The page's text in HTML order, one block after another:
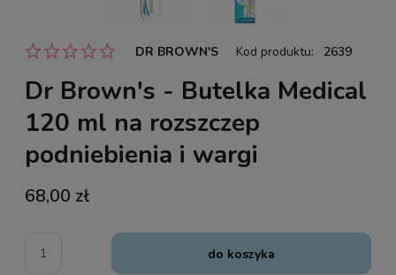
DR BROWN'S Kod produktu: 2639
Dr Brown's - Butelka Medical
120 ml na rozszczep
podniebienia i wargi
68,00 zł
do koszyka